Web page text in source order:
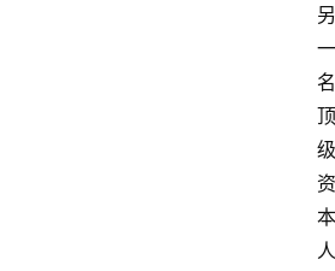
另
一
名
顶
级
资
本
人